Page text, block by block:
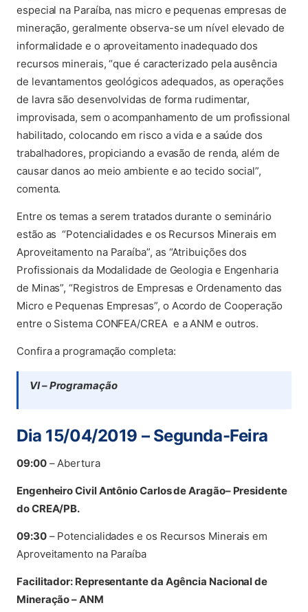
especial na Paraíba, nas micro e pequenas empresas de
mineração, geralmente observa-se um nível elevado de
informalidade e o aproveitamento inadequado dos
recursos minerais, “que é caracterizado pela ausência
de levantamentos geológicos adequados, as operações
de lavra são desenvolvidas de forma rudimentar,
improvisada, sem o acompanhamento de um profissional
habilitado, colocando em risco a vida e a saúde dos
trabalhadores, propiciando a evasão de renda, além de
causar danos ao meio ambiente e ao tecido social”,
comenta.
Entre os temas a serem tratados durante o seminário
estão as “Potencialidades e os Recursos Minerais em
Aproveitamento na Paraíba”, as “Atribuições dos
Profissionais da Modalidade de Geologia e Engenharia
de Minas”, “Registros de Empresas e Ordenamento das
Micro e Pequenas Empresas”, o Acordo de Cooperação
entre o Sistema CONFEA/CREA e a ANM e outros.
Confira a programação completa:
VI – Programação
Dia 15/04/2019 – Segunda-Feira
09:00– Abertura
Engenheiro Civil Antônio Carlos de Aragão– Presidente
do CREA/PB.
09:30– Potencialidades e os Recursos Minerais em
Aproveitamento na Paraíba
Facilitador: Representante da Agência Nacional de
Mineração – ANM